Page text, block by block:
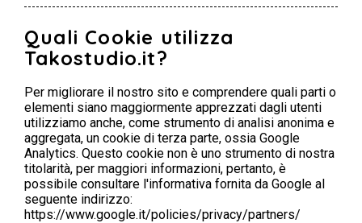
Quali Cookie utilizza
Takostudio.it?
Per migliorare il nostro sito e comprendere quali parti o
elementi siano maggiormente apprezzati dagli utenti
utilizziamo anche, come strumento di analisi anonima e
aggregata, un cookie di terza parte, ossia Google
Analytics. Questo cookie non è uno strumento di nostra
titolarità, per maggiori informazioni, pertanto, è
possibile consultare l'informativa fornita da Google al
seguente indirizzo:
https://www.google.it/policies/privacy/partners/